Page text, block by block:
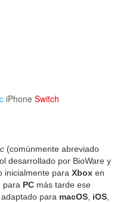
iPhone Switch
(comúnmente abreviado
desarrollado por BioWare y
inicialmente paraXbox en
para PC más tarde ese
para macOS iOS